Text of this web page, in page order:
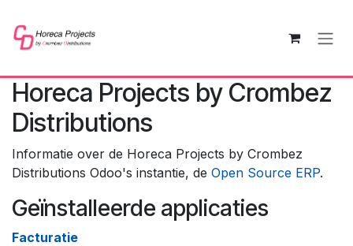
Horeca Projects by Crombez
Distributions
Informatie over de Horeca Projects by Crombez
Distributions Odoo's instantie, de Open Source ERP.
Geïnstalleerde applicaties
Facturatie